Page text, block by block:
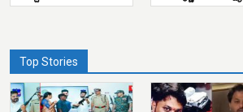
Top Stories